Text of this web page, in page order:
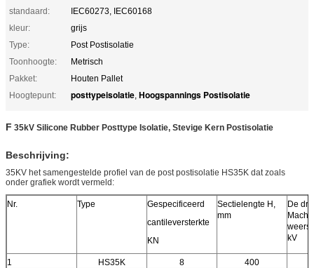
standaard:
IEC60273, IEC60168
kleur:
grijs
Type:
Post Postisolatie
Toonhoogte:
Metrisch
Pakket:
Houten Pallet
Hoogtepunt:
posttypeisolatie, Hoogspannings Postisolatie
F 35kV Silicone Rubber Posttype Isolatie, Stevige Kern Postisolatie
Beschrijving:
35KV het samengestelde profiel van de post postisolatie HS35K dat zoals
onder grafiek wordt vermeld:
Nr. Type
Gespecificeerd
cantileversterkte
KN
Sectielengte H,
mm
De
kV
1 HS35K 8 400